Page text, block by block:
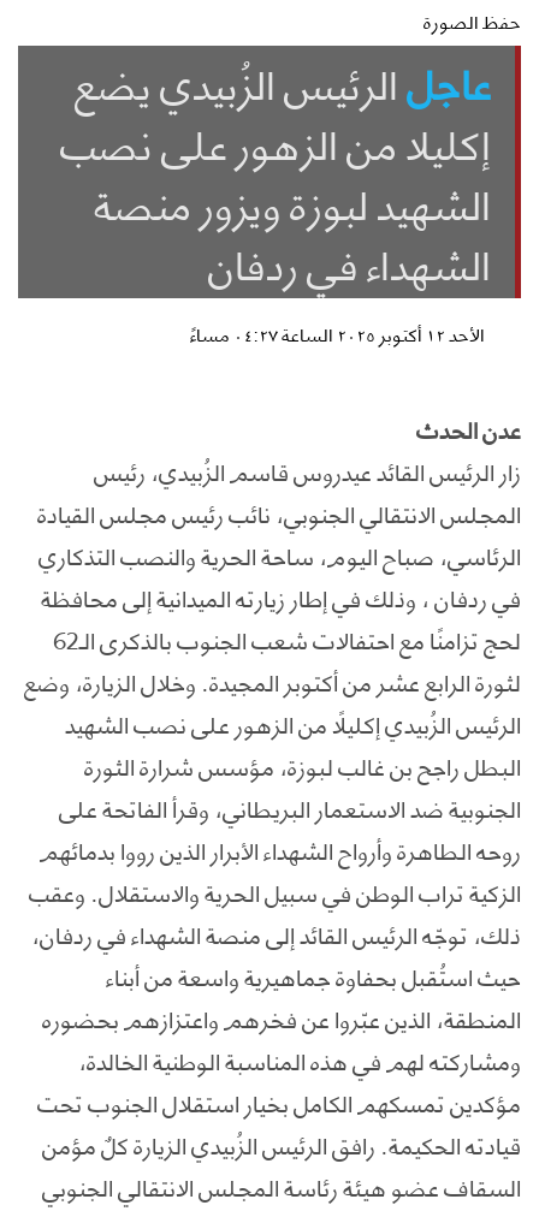
حفظ الصورة
عاجلالرئيس الزُبيدي يضع
إكليلا من الزهور على نصب
الشهيد لبوزة ويزور منصة
الشهداء في ردفان
الأحد ١٢ أكتوبر ٢٠٢٥ الساعة ٠٤:٢٧ مساءً
عدن الحدث
زار الرئيس القائد عيدروس قاسم الزُبيدي، رئيس
المجلس الانتقالي الجنوبي، نائب رئيس مجلس القيادة
الرئاسي، صباح اليوم، ساحة الحرية والنصب التذكاري
في ردفان ، وذلك في إطار زيارته الميدانية إلى محافظة
لحج تزامنًا مع احتفالات شعب الجنوب بالذكرى الـ62
لثورة الرابع عشر من أكتوبر المجيدة. وخلال الزيارة، وضع
الرئيس الزُبيدي إكليلًا من الزهور على نصب الشهيد
البطل راجح بن غالب لبوزة، مؤسس شرارة الثورة
الجنوبية ضد الاستعمار البريطاني، وقرأ الفاتحة على
روحه الطاهرة وأرواح الشهداء الأبرار الذين رووا بدمائهم
الزكية تراب الوطن في سبيل الحرية والاستقلال. وعقب
ذلك، توجّه الرئيس القائد إلى منصة الشهداء في ردفان،
حيث استُقبل بحفاوة جماهيرية واسعة من أبناء
المنطقة، الذين عبّروا عن فخرهم واعتزازهم بحضوره
ومشاركته لهم في هذه المناسبة الوطنية الخالدة،
مؤكدين تمسكهم الكامل بخيار استقلال الجنوب تحت
قيادته الحكيمة. رافق الرئيس الزُبيدي الزيارة كلٌ مؤمن
السقاف عضو هيئة رئاسة المجلس الانتقالي الجنوبي